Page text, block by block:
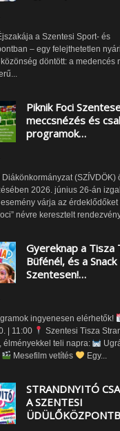
a Szentesi Sport- és
– egy felejthetetlen
közönség döntött: a medencés
Piknik Foci
meccsnézés és
programok…
Diákönkormányzat (SZÍVDÖK)
2026. június 26-án
várja az
névre keresztelt
Gyereknap a Tisza
Büfénél, és a Snack
Szentesen!…
ingyenesen elérhetők!
| 11:00
Szentesi Tisza
élményekkel teli napra:
Mesefilm vetítés Egy...
STRANDNYITÓ
A SZENTESI